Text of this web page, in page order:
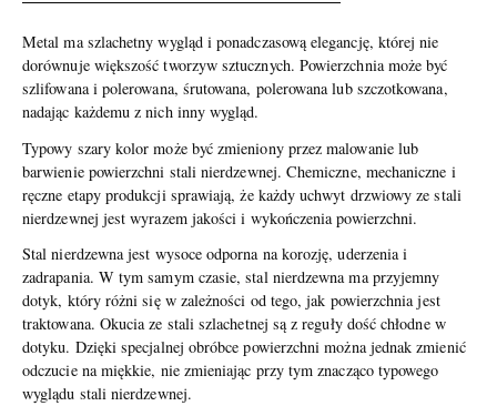
Metal ma szlachetny wygląd i ponadczasową elegancję, której nie
dorównuje większość tworzyw sztucznych. Powierzchnia może być
szlifowana i polerowana, śrutowana, polerowana lub szczotkowana,
nadając każdemu z nich inny wygląd.
Typowy szary kolor może być zmieniony przez malowanie lub
barwienie powierzchni stali nierdzewnej. Chemiczne, mechaniczne i
ręczne etapy produkcji sprawiają, że każdy uchwyt drzwiowy ze stali
nierdzewnej jest wyrazem jakości i wykończenia powierzchni.
Stal nierdzewna jest wysoce odporna na korozję, uderzenia i
zadrapania. W tym samym czasie, stal nierdzewna ma przyjemny
dotyk, który różni się w zależności od tego, jak powierzchnia jest
traktowana. Okucia ze stali szlachetnej są z reguły dość chłodne w
dotyku. Dzięki specjalnej obróbce powierzchni można jednak zmienić
odczucie na miękkie, nie zmieniając przy tym znacząco typowego
wyglądu stali nierdzewnej.